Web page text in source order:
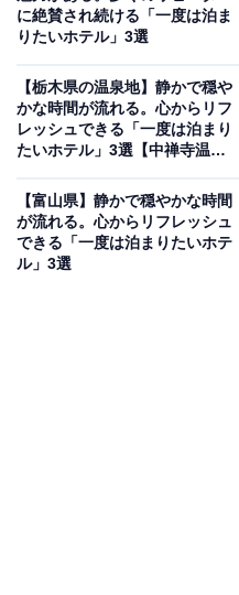
サイトより）
山形県の銀山温泉に佇む
な温泉街の中で近代的な
です。自慢の露天風呂は内
せらぎや四季折々の絶景を
げます。さらに、脱力状態
に絶賛され続ける「一度は泊ま
りたいホテル」3選
【栃木県の温泉地】静かで穏や
かな時間が流れる。心からリフ
レッシュできる「一度は泊まり
たいホテル」3選【中禅寺温
【富山県】静かで穏やかな時間
が流れる。心からリフレッシュ
できる「一度は泊まりたいホテ
ル」3選